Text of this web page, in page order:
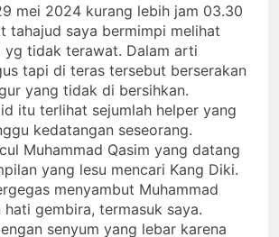
mei 2024 kurang lebih jam 03.30
tahajud saya bermimpi melihat
yg tidak terawat. Dalam arti
tapi di teras tersebut berserakan
yang tidak di bersihkan.
itu terlihat sejumlah helper yang
kedatangan seseorang.
Muhammad Qasim yang datang
yang lesu mencari Kang Diki.
menyambut Muhammad
hati gembira, termasuk saya.
senyum yang lebar karena